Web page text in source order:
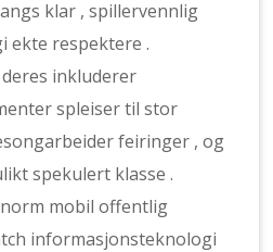
klar , spillervennlig
ekte respektere .
inkluderer
spleiser til stor
feiringer , og
spekulert klasse .
mobil offentlig
informasjonsteknologi